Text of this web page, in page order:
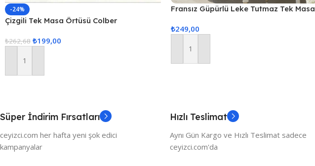
-24%
Çizgili Tek Masa Örtüsü Colber
₺262,68 ₺199,00
Sepete Ekle
Fransız Güpürlü Leke Tutmaz Tek Masa
₺249,00
Sepete Ekle
Süper İndirim Fırsatları
ceyizci.com her hafta yeni şok edici
kampanyalar
Hızlı Teslimat
Aynı Gün Kargo ve Hızlı Teslimat sadece
ceyizci.com'da